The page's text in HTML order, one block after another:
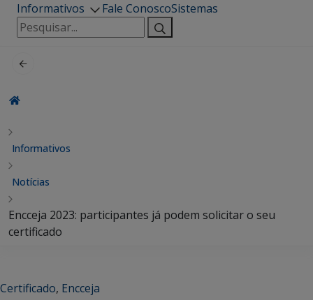
Informativos
Fale ConoscoSistemas
Pesquisar
por:
Informativos
Notícias
Encceja 2023: participantes já podem solicitar o seu
certificado
Certificado, Encceja